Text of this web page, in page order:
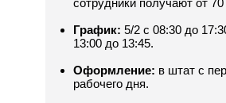
сотрудники получают от
График: 5/2 с 08:30 до
13:00 до 13:45.
Оформление: в штат с
рабочего дня.